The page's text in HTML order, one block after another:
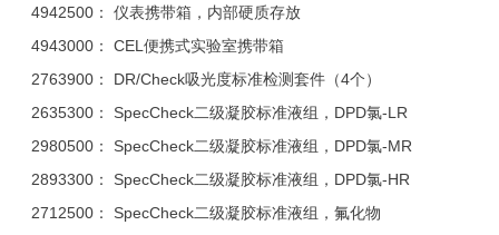
4942500： 仪表携带箱，内部硬质存放
4943000： CEL便携式实验室携带箱
2763900： DR/Check吸光度标准检测套件（4个）
2635300： SpecCheck二级凝胶标准液组，DPD氯-LR
2980500： SpecCheck二级凝胶标准液组，DPD氯-MR
2893300： SpecCheck二级凝胶标准液组，DPD氯-HR
2712500： SpecCheck二级凝胶标准液组，氟化物